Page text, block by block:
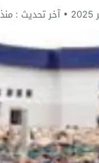
آخر تحديث :